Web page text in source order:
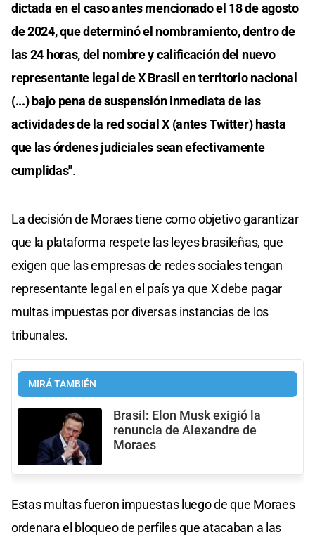
dictada en el caso antes mencionado el 18 de agosto
de 2024, que determinó el nombramiento, dentro de
las 24 horas, del nombre y calificación del nuevo
representante legal de X Brasil en territorio nacional
(...) bajo pena de suspensión inmediata de las
actividades de la red social X (antes Twitter) hasta
que las órdenes judiciales sean efectivamente
cumplidas".
La decisión de Moraes tiene como objetivo garantizar
que la plataforma respete las leyes brasileñas, que
exigen que las empresas de redes sociales tengan
representante legal en el país ya que X debe pagar
multas impuestas por diversas instancias de los
tribunales.
MIRÁ TAMBIÉN
Brasil: Elon Musk exigió la
renuncia de Alexandre de
Moraes
Estas multas fueron impuestas luego de que Moraes
ordenara el bloqueo de perfiles que atacaban a las